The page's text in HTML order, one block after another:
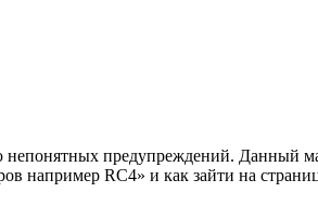
предупреждений. Данный
например RC4» и как зайти на